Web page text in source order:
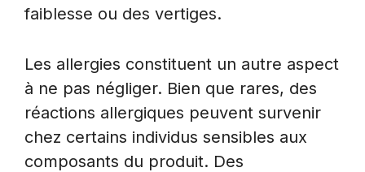
faiblesse ou des vertiges.
Les allergies constituent un autre aspect
à ne pas négliger. Bien que rares, des
réactions allergiques peuvent survenir
chez certains individus sensibles aux
composants du produit. Des